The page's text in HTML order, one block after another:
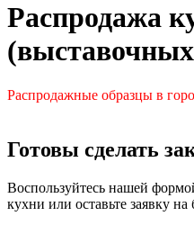
Распродажа
Распродажные образцы в
Готовы сделать
Воспользуйтесь нашей
кухни или оставьте заявку